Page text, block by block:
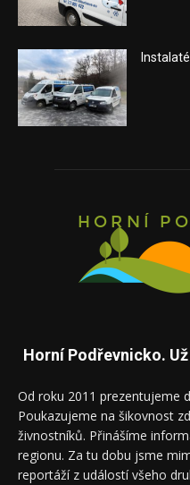
Horní Podřevnicko.
Od roku 2011 prezentujeme
Poukazujeme na šikovnost
živnostníků. Přinášíme
regionu. Za tu dobu jsme
reportáží z událostí všeho